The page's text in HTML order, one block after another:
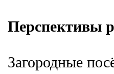
Перспективы
Загородные